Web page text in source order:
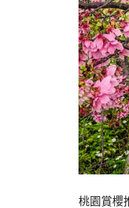
桃園賞櫻